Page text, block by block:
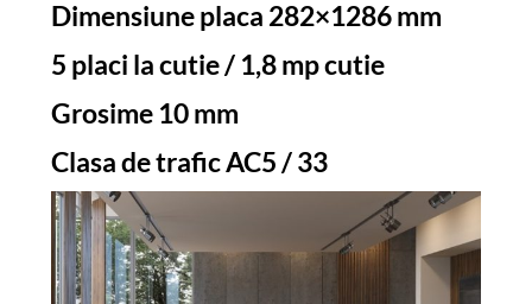
Dimensiune placa 282×1286 mm
5 placi la cutie / 1,8 mp cutie
Grosime 10 mm
Clasa de trafic AC5 / 33